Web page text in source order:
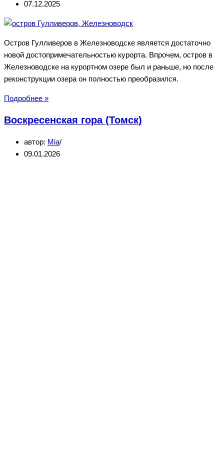
07.12.2025
Остров Гулливеров в Железноводске является достаточно
новой достопримечательностью курорта. Впрочем, остров в
Железноводске на курортном озере был и раньше, но после
реконструкции озера он полностью преобразился.
Подробнее »Остров
в
Воскресенская гора (Томск)
автор: Mia
09.01.2026